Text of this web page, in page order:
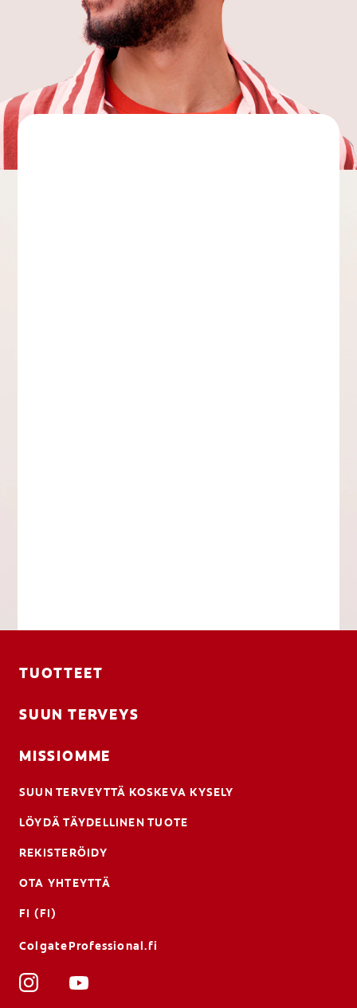
TUOTTEET
SUUN TERVEYS
MISSIOMME
SUUN TERVEYTTÄ KOSKEVA KYSELY
LÖYDÄ TÄYDELLINEN TUOTE
REKISTERÖIDY
OTA YHTEYTTÄ
FI (FI)
ColgateProfessional.fi